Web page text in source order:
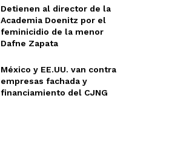
Detienen al director de la
Academia Doenitz por el
feminicidio de la menor
Dafne Zapata
México y EE.UU. van contra
empresas fachada y
financiamiento del CJNG